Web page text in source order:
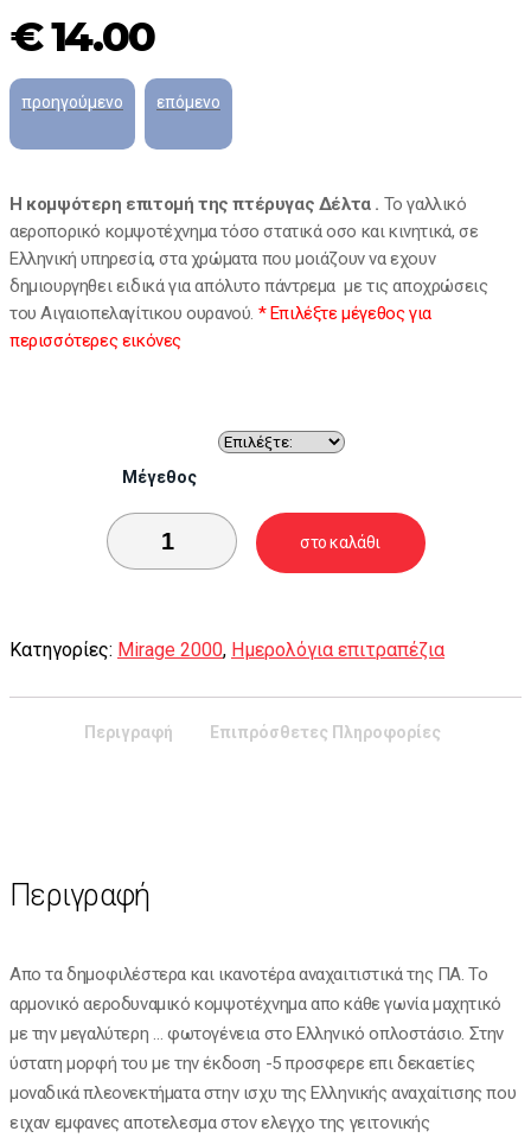
€14.00
H κομψότερη επιτομή της πτέρυγας Δέλτα . Το γαλλικό
αεροπορικό κομψοτέχνημα τόσο στατικά οσο και κινητικά, σε
Ελληνική υπηρεσία, στα χρώματα που μοιάζουν να εχουν
δημιουργηθει ειδικά για απόλυτο πάντρεμα με τις αποχρώσεις
του Αιγαιοπελαγίτικου ουρανού. * Eπιλέξτε μέγεθος για
περισσότερες εικόνες
Μέγεθος
στο καλάθι
Κατηγορίες: Mirage 2000, Ημερολόγια επιτραπέζια
Περιγραφή Επιπρόσθετες Πληροφορίες
Περιγραφή
Απο τα δημοφιλέστερα και ικανοτέρα αναχαιτιστικά της ΠΑ. Το
αρμονικό αεροδυναμικό κομψοτέχνημα απο κάθε γωνία μαχητικό
με την μεγαλύτερη … φωτογένεια στο Ελληνικό οπλοστάσιο. Στην
ύστατη μορφή του με την έκδοση -5 προσφερε επι δεκαετίες
μοναδικά πλεονεκτήματα στην ισχυ της Ελληνικής αναχαίτισης που
ειχαν εμφανες αποτελεσμα στον ελεγχο της γειτονικής